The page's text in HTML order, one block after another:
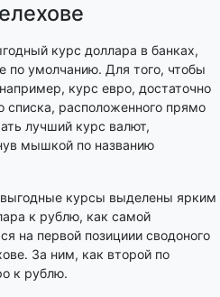
курс доллара в банках,
по умолчанию. Для того, чтобы
курс евро, достаточно
списка, расположенного прямо
лучший курс валют,
мышкой по названию
курсы выделены ярким
к рублю, как самой
на первой позициии сводоного
За ним, как второй по
к рублю.